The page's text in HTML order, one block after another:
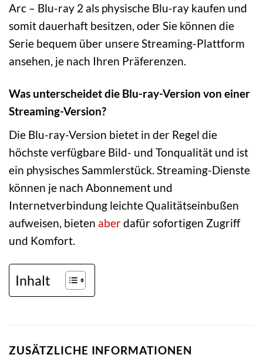
Arc – Blu-ray 2 als physische Blu-ray kaufen und
somit dauerhaft besitzen, oder Sie können die
Serie bequem über unsere Streaming-Plattform
ansehen, je nach Ihren Präferenzen.
Was unterscheidet die Blu-ray-Version von einer
Streaming-Version?
Die Blu-ray-Version bietet in der Regel die
höchste verfügbare Bild- und Tonqualität und ist
ein physisches Sammlerstück. Streaming-Dienste
können je nach Abonnement und
Internetverbindung leichte Qualitätseinbußen
aufweisen, bieten aberdafür sofortigen Zugriff
und Komfort.
Inhalt
ZUSÄTZLICHE INFORMATIONEN